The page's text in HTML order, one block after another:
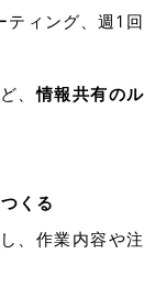
ティング、週1回
、情報共有のル
くる
、作業内容や注